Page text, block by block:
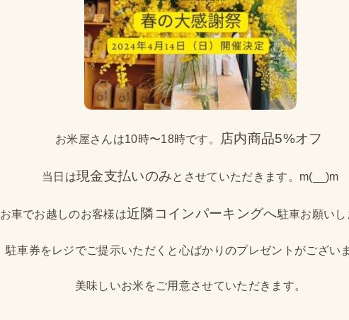
お米屋さんは10時〜18時です。 店内商品5%オフ
当日は現金支払いのみとさせていただきます。m(__)m
お車でお越しのお客様は近隣コインパーキングへ駐車お願い
駐車券をレジでご提示いただくと心ばかりのプレゼントがござい
美味しいお米をご用意させていただきます。